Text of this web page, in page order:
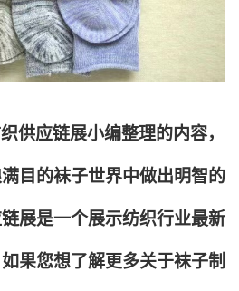
供应链展小编整理的内容，
目的袜子世界中做出明智的
展是一个展示纺织行业最新
果您想了解更多关于袜子制